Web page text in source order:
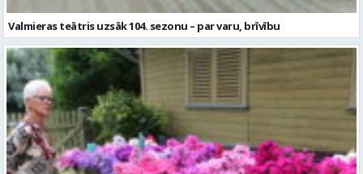
Valmieras teātris uzsāk 104. sezonu – par varu, brīvību